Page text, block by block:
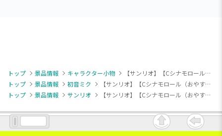
トップ 景品情報 キャラクター小物
【サンリオ】【Cシナモロール（おやすみ）】初音ミク×シナモロール マスコット おねんねVer.（EX）
トップ
景品情報 初音ミク
【サンリオ】【Cシナモロール（おやすみ）】初音ミク×シナモロール マスコット おねんねVer.（EX）
トップ
景品情報 サンリオ 【サンリオ】【Cシナモロール（おやすみ）】初音ミク×シナモロール マスコット おねんねVer.（EX）